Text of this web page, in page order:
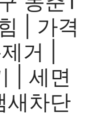
| 가격
거 |
| 세면
새차단